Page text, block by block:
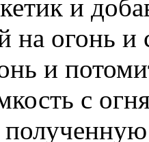
и
на огонь и
и
с